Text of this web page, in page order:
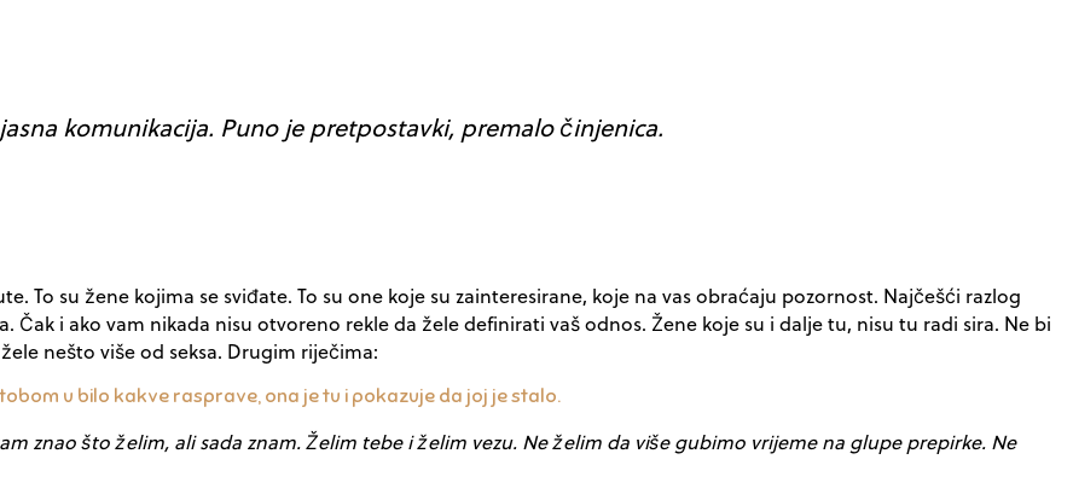
komunikacija. Puno je pretpostavki, premalo činjenica.
To su žene kojima se sviđate. To su one koje su zainteresirane, koje na vas obraćaju pozornost. Najčešći razlog
i ako vam nikada nisu otvoreno rekle da žele definirati vaš odnos. Žene koje su i dalje tu, nisu tu radi sira. Ne bi
nešto više od seksa. Drugim riječima:
u bilo kakve rasprave, ona je tu i pokazuje da joj je stalo.
znao što želim, ali sada znam. Želim tebe i želim vezu. Ne želim da više gubimo vrijeme na glupe prepirke. Ne